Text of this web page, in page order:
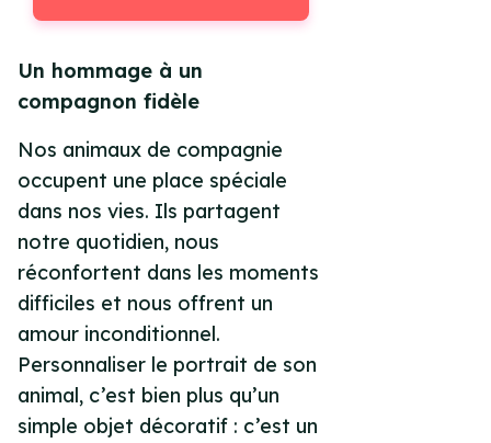
Un hommage à un
compagnon fidèle
Nos animaux de compagnie
occupent une place spéciale
dans nos vies. Ils partagent
notre quotidien, nous
réconfortent dans les moments
difficiles et nous offrent un
amour inconditionnel.
Personnaliser le portrait de son
animal, c’est bien plus qu’un
simple objet décoratif : c’est un